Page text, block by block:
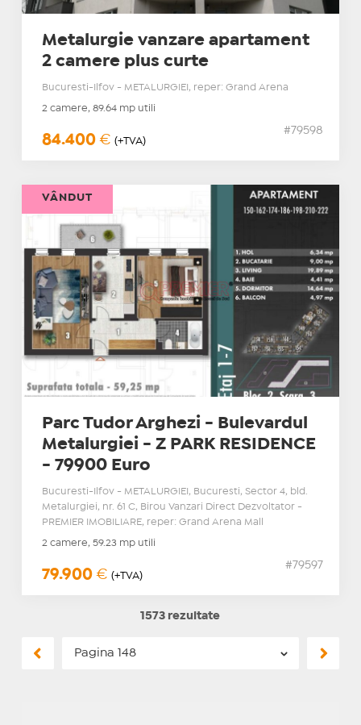
Metalurgie vanzare apartament
2 camere plus curte
Bucuresti-Ilfov - METALURGIEI, reper: Grand Arena
2 camere, 89.64 mp utili
84.400 € (+TVA)
#79598
Parc Tudor Arghezi - Bulevardul
Metalurgiei - Z PARK RESIDENCE
- 79900 Euro
Bucuresti-Ilfov - METALURGIEI, Bucuresti, Sector 4, bld.
Metalurgiei, nr. 61 C, Birou Vanzari Direct Dezvoltator -
PREMIER IMOBILIARE, reper: Grand Arena Mall
2 camere, 59.23 mp utili
79.900 € (+TVA)
#79597
VÂNDUT
1573 rezultate